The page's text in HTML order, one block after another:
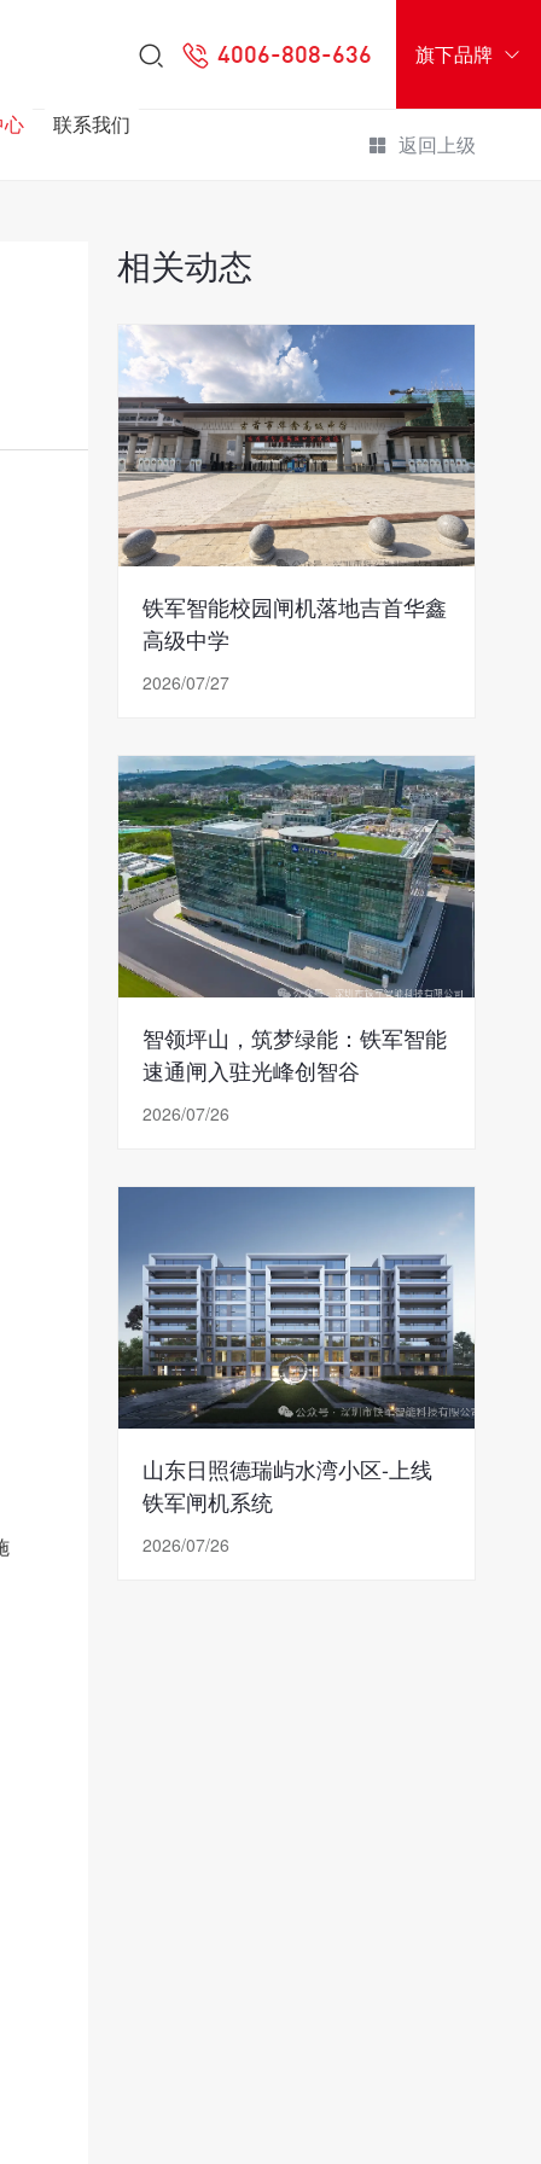
旗下品牌
4006-808-636
联系我们
返回上级
相关动态
铁军智能校园闸机落地吉首华鑫
高级中学
2026/07/27
智领坪山，筑梦绿能：铁军智能
速通闸入驻光峰创智谷
2026/07/26
山东日照德瑞屿水湾小区-上线
铁军闸机系统
2026/07/26